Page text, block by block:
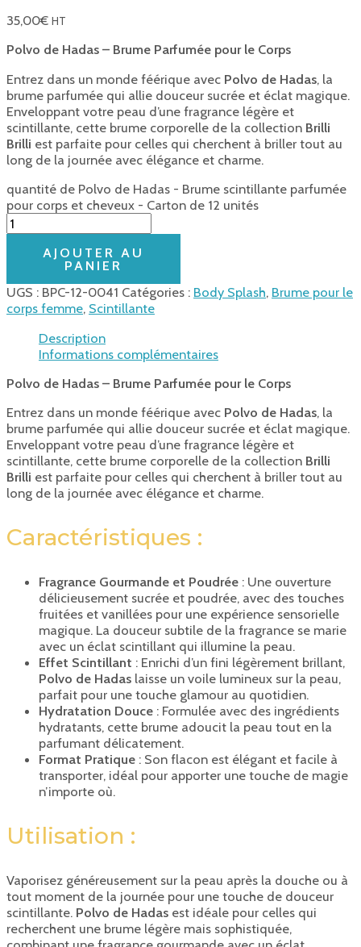
35,00€ HT
Polvo de Hadas – Brume Parfumée pour le Corps
Entrez dans un monde féérique avec Polvo de Hadas, la
brume parfumée qui allie douceur sucrée et éclat magique.
Enveloppant votre peau d’une fragrance légère et
scintillante, cette brume corporelle de la collection Brilli
Brilli est parfaite pour celles qui cherchent à briller tout au
long de la journée avec élégance et charme.
quantité de Polvo de Hadas - Brume scintillante parfumée
pour corps et cheveux - Carton de 12 unités
AJOUTER AU
PANIER
UGS : BPC-12-0041 Catégories : Body Splash, Brume pour le
corps femme, Scintillante
Description
Informations complémentaires
Polvo de Hadas – Brume Parfumée pour le Corps
Entrez dans un monde féérique avec Polvo de Hadas, la
brume parfumée qui allie douceur sucrée et éclat magique.
Enveloppant votre peau d’une fragrance légère et
scintillante, cette brume corporelle de la collection Brilli
Brilli est parfaite pour celles qui cherchent à briller tout au
long de la journée avec élégance et charme.
Caractéristiques :
Fragrance Gourmande et Poudrée : Une ouverture
délicieusement sucrée et poudrée, avec des touches
fruitées et vanillées pour une expérience sensorielle
magique. La douceur subtile de la fragrance se marie
avec un éclat scintillant qui illumine la peau.
Effet Scintillant : Enrichi d’un fini légèrement brillant,
Polvo de Hadas laisse un voile lumineux sur la peau,
parfait pour une touche glamour au quotidien.
Hydratation Douce : Formulée avec des ingrédients
hydratants, cette brume adoucit la peau tout en la
parfumant délicatement.
Format Pratique : Son flacon est élégant et facile à
transporter, idéal pour apporter une touche de magie
n’importe où.
Utilisation :
Vaporisez généreusement sur la peau après la douche ou à
tout moment de la journée pour une touche de douceur
scintillante. Polvo de Hadas est idéale pour celles qui
recherchent une brume légère mais sophistiquée,